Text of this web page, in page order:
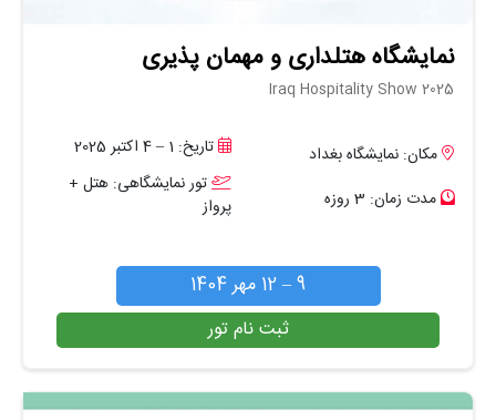
نمایشگاه هتلداری و مهمان پذیری
Iraq Hospitality Show 2025
مکان: نمایشگاه بغداد
مدت زمان: 3 روزه
تاریخ: 1 – 4 اکتبر 2025
تور نمایشگاهی: هتل +
پرواز
9 – 12 مهر 1404
ثبت نام تور